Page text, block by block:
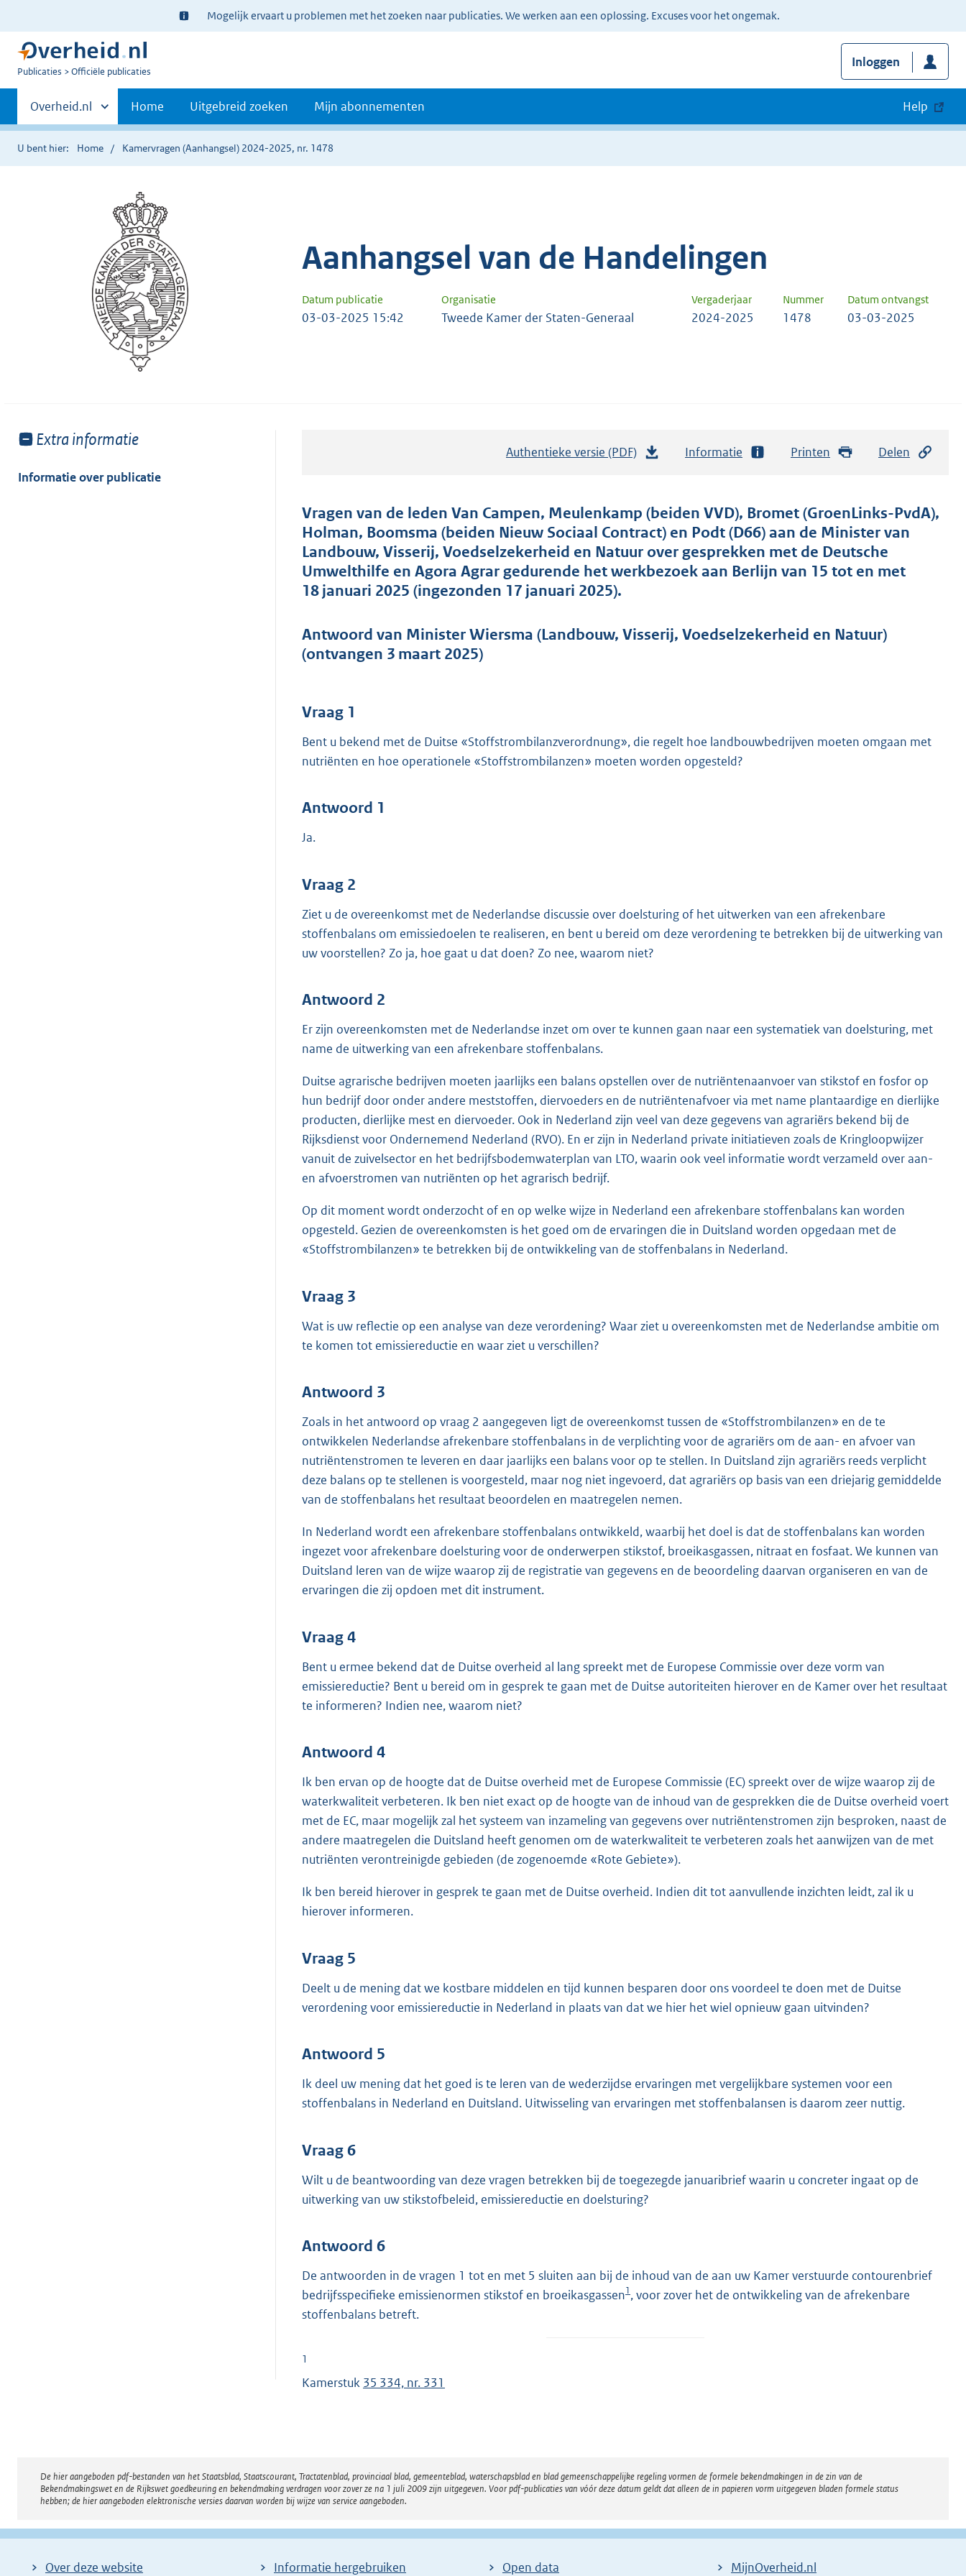
Ter
informatie:
Mogelijk ervaart u problemen met het zoeken naar publicaties. We werken aan een oplossing. Excuses voor het ongemak.
U
Publicaties Officiële publicaties
Inloggen
Primaire
navigatie
Andere
sites
binnen
Overheid.nl Home Uitgebreid zoeken Mijn abonnementen Help
U bent hier: Home Kamervragen (Aanhangsel) 2024-2025, nr. 1478
Aanhangsel van de Handelingen
Datum publicatie Organisatie Vergaderjaar Nummer Datum ontvangst
03-03-2025 15:42 Tweede Kamer der Staten-Generaal 2024-2025 1478 03-03-2025
Toon
van:
Extra informatie
Informatie over publicatie
Authentieke versie (PDF)
t
a
n
d
:
4
Informatie Printen Delen
Vragen van de leden Van Campen, Meulenkamp (beiden VVD), Bromet (GroenLinks-PvdA),
Holman, Boomsma (beiden Nieuw Sociaal Contract) en Podt (D66) aan de Minister van
Landbouw, Visserij, Voedselzekerheid en Natuur over gesprekken met de Deutsche
Umwelthilfe en Agora Agrar gedurende het werkbezoek aan Berlijn van 15 tot en met
18 januari 2025 (ingezonden 17 januari 2025).
Antwoord van Minister Wiersma (Landbouw, Visserij, Voedselzekerheid en Natuur)
(ontvangen 3 maart 2025)
Vraag 1
Bent u bekend met de Duitse «Stoffstrombilanzverordnung», die regelt hoe landbouwbedrijven moeten omgaan met
nutriënten en hoe operationele «Stoffstrombilanzen» moeten worden opgesteld?
Antwoord 1
Ja.
Vraag 2
Ziet u de overeenkomst met de Nederlandse discussie over doelsturing of het uitwerken van een afrekenbare
stoffenbalans om emissiedoelen te realiseren, en bent u bereid om deze verordening te betrekken bij de uitwerking van
uw voorstellen? Zo ja, hoe gaat u dat doen? Zo nee, waarom niet?
Antwoord 2
Er zijn overeenkomsten met de Nederlandse inzet om over te kunnen gaan naar een systematiek van doelsturing, met
name de uitwerking van een afrekenbare stoffenbalans.
Duitse agrarische bedrijven moeten jaarlijks een balans opstellen over de nutriëntenaanvoer van stikstof en fosfor op
hun bedrijf door onder andere meststoffen, diervoeders en de nutriëntenafvoer via met name plantaardige en dierlijke
producten, dierlijke mest en diervoeder. Ook in Nederland zijn veel van deze gegevens van agrariërs bekend bij de
Rijksdienst voor Ondernemend Nederland (RVO). En er zijn in Nederland private initiatieven zoals de Kringloopwijzer
vanuit de zuivelsector en het bedrijfsbodemwaterplan van LTO, waarin ook veel informatie wordt verzameld over aan-
en afvoerstromen van nutriënten op het agrarisch bedrijf.
Op dit moment wordt onderzocht of en op welke wijze in Nederland een afrekenbare stoffenbalans kan worden
opgesteld. Gezien de overeenkomsten is het goed om de ervaringen die in Duitsland worden opgedaan met de
«Stoffstrombilanzen» te betrekken bij de ontwikkeling van de stoffenbalans in Nederland.
Vraag 3
Wat is uw reflectie op een analyse van deze verordening? Waar ziet u overeenkomsten met de Nederlandse ambitie om
te komen tot emissiereductie en waar ziet u verschillen?
Antwoord 3
Zoals in het antwoord op vraag 2 aangegeven ligt de overeenkomst tussen de «Stoffstrombilanzen» en de te
ontwikkelen Nederlandse afrekenbare stoffenbalans in de verplichting voor de agrariërs om de aan- en afvoer van
nutriëntenstromen te leveren en daar jaarlijks een balans voor op te stellen. In Duitsland zijn agrariërs reeds verplicht
deze balans op te stellenen is voorgesteld, maar nog niet ingevoerd, dat agrariërs op basis van een driejarig gemiddelde
van de stoffenbalans het resultaat beoordelen en maatregelen nemen.
In Nederland wordt een afrekenbare stoffenbalans ontwikkeld, waarbij het doel is dat de stoffenbalans kan worden
ingezet voor afrekenbare doelsturing voor de onderwerpen stikstof, broeikasgassen, nitraat en fosfaat. We kunnen van
Duitsland leren van de wijze waarop zij de registratie van gegevens en de beoordeling daarvan organiseren en van de
ervaringen die zij opdoen met dit instrument.
Vraag 4
Bent u ermee bekend dat de Duitse overheid al lang spreekt met de Europese Commissie over deze vorm van
emissiereductie? Bent u bereid om in gesprek te gaan met de Duitse autoriteiten hierover en de Kamer over het resultaat
te informeren? Indien nee, waarom niet?
Antwoord 4
Ik ben ervan op de hoogte dat de Duitse overheid met de Europese Commissie (EC) spreekt over de wijze waarop zij de
waterkwaliteit verbeteren. Ik ben niet exact op de hoogte van de inhoud van de gesprekken die de Duitse overheid voert
met de EC, maar mogelijk zal het systeem van inzameling van gegevens over nutriëntenstromen zijn besproken, naast de
andere maatregelen die Duitsland heeft genomen om de waterkwaliteit te verbeteren zoals het aanwijzen van de met
nutriënten verontreinigde gebieden (de zogenoemde «Rote Gebiete»).
Ik ben bereid hierover in gesprek te gaan met de Duitse overheid. Indien dit tot aanvullende inzichten leidt, zal ik u
hierover informeren.
Vraag 5
Deelt u de mening dat we kostbare middelen en tijd kunnen besparen door ons voordeel te doen met de Duitse
verordening voor emissiereductie in Nederland in plaats van dat we hier het wiel opnieuw gaan uitvinden?
Antwoord 5
Ik deel uw mening dat het goed is te leren van de wederzijdse ervaringen met vergelijkbare systemen voor een
stoffenbalans in Nederland en Duitsland. Uitwisseling van ervaringen met stoffenbalansen is daarom zeer nuttig.
Vraag 6
Wilt u de beantwoording van deze vragen betrekken bij de toegezegde januaribrief waarin u concreter ingaat op de
uitwerking van uw stikstofbeleid, emissiereductie en doelsturing?
Antwoord 6
De antwoorden in de vragen 1 tot en met 5 sluiten aan bij de inhoud van de aan uw Kamer verstuurde contourenbrief
bedrijfsspecifieke emissienormen stikstof en broeikasgassen1, voor zover het de ontwikkeling van de afrekenbare
stoffenbalans betreft.
1
Kamerstuk 35 334, nr. 331
Disclaimer
De hier aangeboden pdf-bestanden van het Staatsblad, Staatscourant, Tractatenblad, provinciaal blad, gemeenteblad, waterschapsblad en blad gemeenschappelijke regeling vormen de formele bekendmakingen in de zin van de
Bekendmakingswet en de Rijkswet goedkeuring en bekendmaking verdragen voor zover ze na 1 juli 2009 zijn uitgegeven. Voor pdf-publicaties van vóór deze datum geldt dat alleen de in papieren vorm uitgegeven bladen formele status
hebben; de hier aangeboden elektronische versies daarvan worden bij wijze van service aangeboden.
Over deze website Informatie hergebruiken Open data MijnOverheid.nl